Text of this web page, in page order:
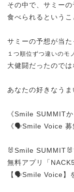
その中で、サミー
食べられるというこ
サミーの予想が当た
１つ順位ずつ違いのモ
大健闘だったので
あなたの好きなう
《Smile SUMMIT
《🗣️Smile Voice 募
🐰Smile SUMMIT🐰
無料アプリ「
【🗣️Smile Voice】